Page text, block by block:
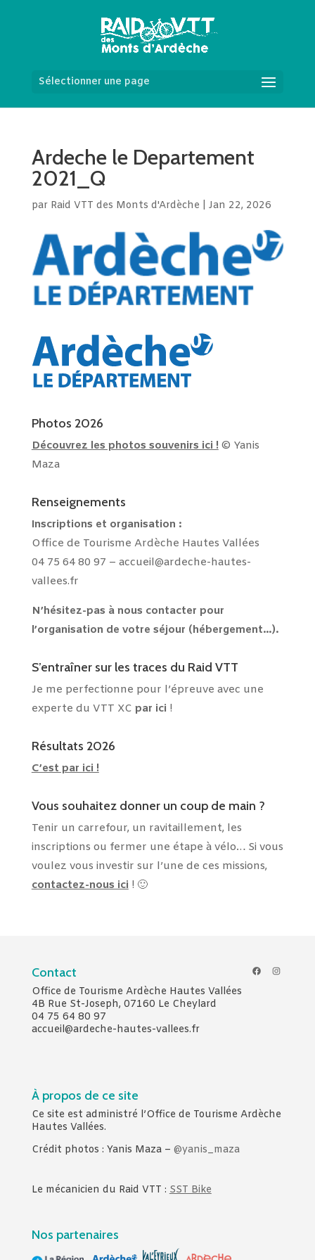
Sélectionner une page
Ardeche le Departement
2021_Q
par Raid VTT des Monts d'Ardèche Jan 22, 2026
Photos 2026
Découvrez les photos souvenirs ici ! © Yanis
Maza
Renseignements
Inscriptions et organisation :
Office de Tourisme Ardèche Hautes Vallées
04 75 64 80 97 – accueil@ardeche-hautes-
vallees.fr
N’hésitez-pas à nous contacter pour
l’organisation de votre séjour (hébergement…).
S’entraîner sur les traces du Raid VTT
Je me perfectionne pour l’épreuve avec une
experte du VTT XC par ici !
Résultats 2026
C’est par ici !
Vous souhaitez donner un coup de main ?
Tenir un carrefour, un ravitaillement, les
inscriptions ou fermer une étape à vélo… Si vous
voulez vous investir sur l’une de ces missions,
contactez-nous ici ! 🙂
Contact
Office de Tourisme Ardèche Hautes Vallées
4B Rue St-Joseph, 07160 Le Cheylard
04 75 64 80 97
accueil@ardeche-hautes-vallees.fr
Facebook
À propos de ce site
Ce site est administré l’Office de Tourisme Ardèche
Hautes Vallées.
Crédit photos : Yanis Maza – @yanis_maza
Le mécanicien du Raid VTT :SST Bike
Nos partenaires